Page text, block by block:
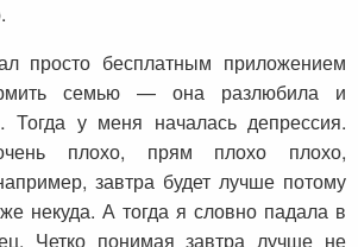
просто бесплатным приложением
семью — она разлюбила и
Тогда у меня началась депрессия.
плохо, прям плохо плохо,
завтра будет лучше потому
некуда. А тогда я словно падала в
Четко понимая завтра лучше не